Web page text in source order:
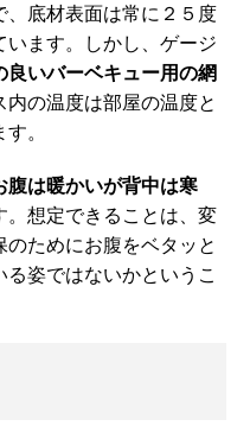
底材表面は常に２５度
ます。しかし、ゲージ
良いバーベキュー用の網
の温度は部屋の温度と
。
腹は暖かいが背中は寒
。想定できることは、変
ためにお腹をベタッと
姿ではないかというこ